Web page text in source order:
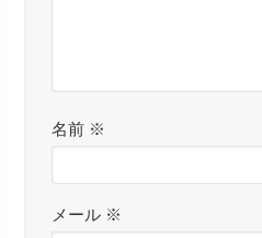
名前 ※
メール ※